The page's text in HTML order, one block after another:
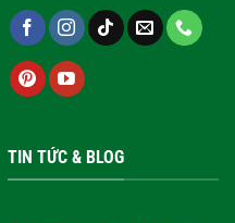
TIN TỨC & BLOG